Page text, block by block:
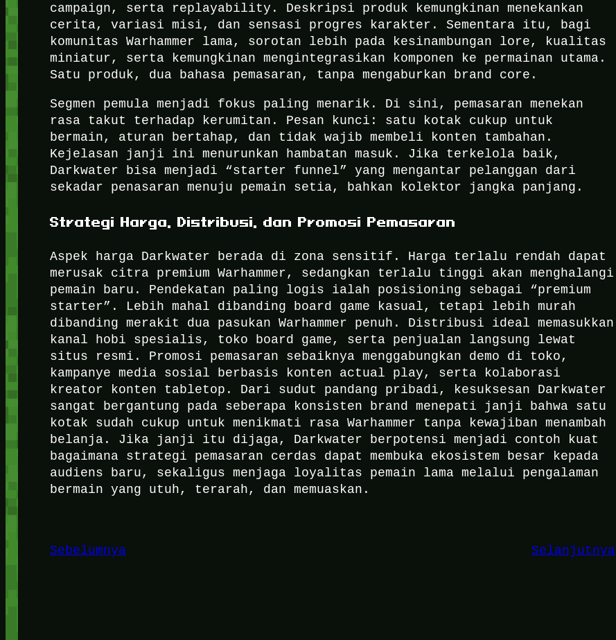
campaign, serta replayability. Deskripsi produk kemungkinan menekankan
cerita, variasi misi, dan sensasi progres karakter. Sementara itu, bagi
komunitas Warhammer lama, sorotan lebih pada kesinambungan lore, kualitas
miniatur, serta kemungkinan mengintegrasikan komponen ke permainan utama.
Satu produk, dua bahasa pemasaran, tanpa mengaburkan brand core.
Segmen pemula menjadi fokus paling menarik. Di sini, pemasaran menekan
rasa takut terhadap kerumitan. Pesan kunci: satu kotak cukup untuk
bermain, aturan bertahap, dan tidak wajib membeli konten tambahan.
Kejelasan janji ini menurunkan hambatan masuk. Jika terkelola baik,
Darkwater bisa menjadi “starter funnel” yang mengantar pelanggan dari
sekadar penasaran menuju pemain setia, bahkan kolektor jangka panjang.
Strategi Harga, Distribusi, dan Promosi Pemasaran
Aspek harga Darkwater berada di zona sensitif. Harga terlalu rendah dapat
merusak citra premium Warhammer, sedangkan terlalu tinggi akan menghalangi
pemain baru. Pendekatan paling logis ialah posisioning sebagai “premium
starter”. Lebih mahal dibanding board game kasual, tetapi lebih murah
dibanding merakit dua pasukan Warhammer penuh. Distribusi ideal memasukkan
kanal hobi spesialis, toko board game, serta penjualan langsung lewat
situs resmi. Promosi pemasaran sebaiknya menggabungkan demo di toko,
kampanye media sosial berbasis konten actual play, serta kolaborasi
kreator konten tabletop. Dari sudut pandang pribadi, kesuksesan Darkwater
sangat bergantung pada seberapa konsisten brand menepati janji bahwa satu
kotak sudah cukup untuk menikmati rasa Warhammer tanpa kewajiban menambah
belanja. Jika janji itu dijaga, Darkwater berpotensi menjadi contoh kuat
bagaimana strategi pemasaran cerdas dapat membuka ekosistem besar kepada
audiens baru, sekaligus menjaga loyalitas pemain lama melalui pengalaman
bermain yang utuh, terarah, dan memuaskan.
Sebelumnya Selanjutnya